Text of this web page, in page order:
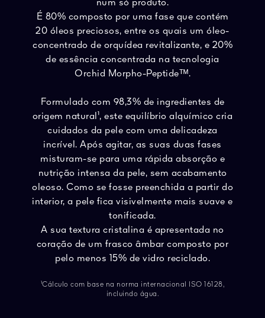
num só produto.
É 80% composto por uma fase que contém
20 óleos preciosos, entre os quais um óleo-
concentrado de orquídea revitalizante, e 20%
de essência concentrada na tecnologia
Orchid Morpho-Peptideᵀᴹ.
Formulado com 98,3% de ingredientes de
origem natural¹, este equilíbrio alquímico cria
cuidados da pele com uma delicadeza
incrível. Após agitar, as suas duas fases
misturam-se para uma rápida absorção e
nutrição intensa da pele, sem acabamento
oleoso. Como se fosse preenchida a partir do
interior, a pele fica visivelmente mais suave e
tonificada.
A sua textura cristalina é apresentada no
coração de um frasco âmbar composto por
pelo menos 15% de vidro reciclado.
¹Cálculo com base na norma internacional ISO 16128,
incluindo água.